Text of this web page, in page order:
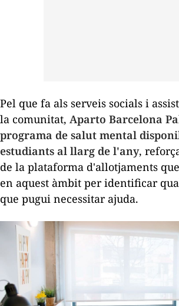
Pel que fa als serveis socials i
la comunitat, Aparto Barcelona
programa de salut mental
estudiants al llarg de l'any,
de la plataforma d'allotjaments
en aquest àmbit per identificar
que pugui necessitar ajuda.